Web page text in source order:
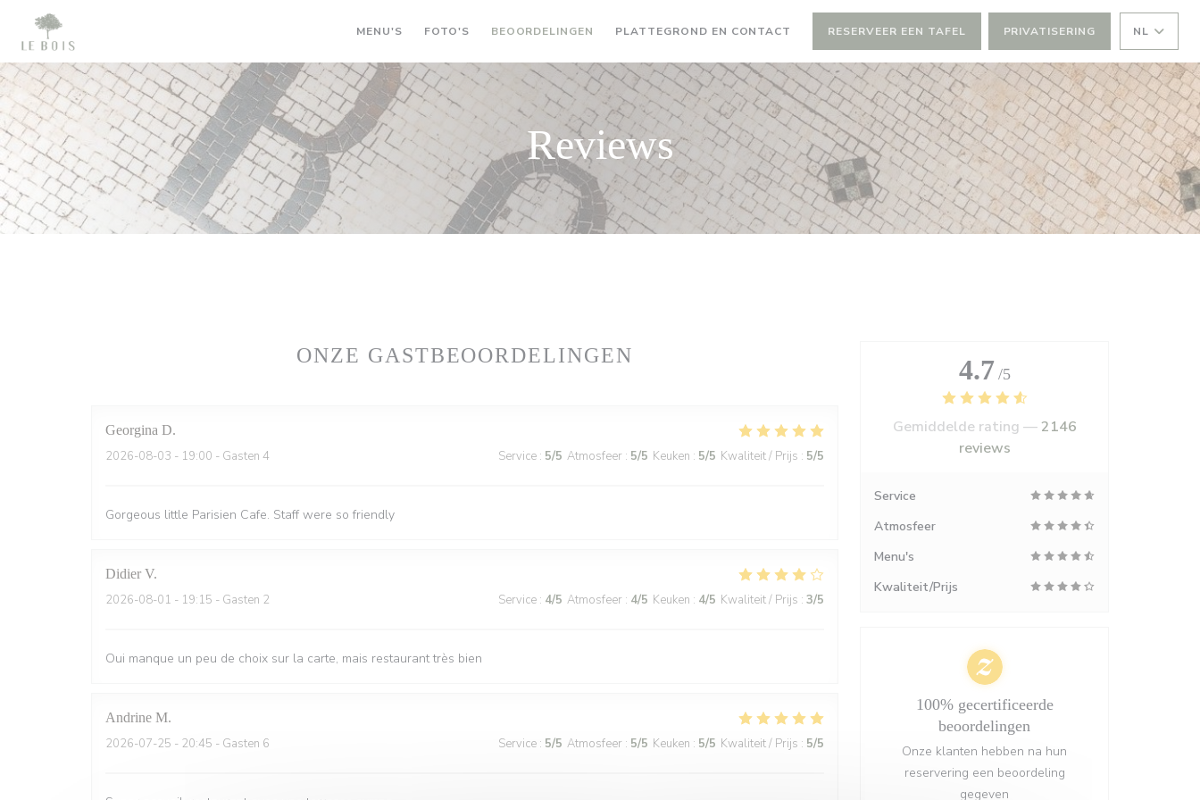
Cookies beheer paneel
MENU'S FOTO'S BEOORDELINGEN PLATTEGROND EN CONTACT RESERVEER EEN TAFEL PRIVATISERING NL
Reviews
ONZE GASTBEOORDELINGEN
Georgina D
2026-08-03 - 19:00 - Gasten 4 Service : 5/5 Atmosfeer : 5/5 Keuken : 5/5 Kwaliteit / Prijs : 5/5
Gorgeous little Parisien Cafe. Staff were so friendly
Didier V
2026-08-01 - 19:15 - Gasten 2 Service : 4/5 Atmosfeer : 4/5 Keuken : 4/5 Kwaliteit / Prijs : 3/5
Oui manque un peu de choix sur la carte, mais restaurant très bien
Andrine M
2026-07-25 - 20:45 - Gasten 6 Service : 5/5 Atmosfeer : 5/5 Keuken : 5/5 Kwaliteit / Prijs : 5/5
4.7 /5
Gemiddelde rating — 2146
reviews
Service
Atmosfeer
Menu's
Kwaliteit/Prijs
100% gecertificeerde
beoordelingen
Onze klanten hebben na hun
reservering een beoordeling
gegeven